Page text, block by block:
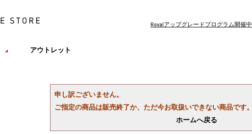
Rovalアップグレードプログラム開催中
アウトレット
申し訳ございません。
ご指定の商品は販売終了か、ただ今お取扱いできない商品です。
ホームへ戻る